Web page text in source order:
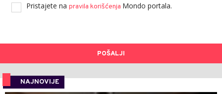
Pristajete na pravila korišćenja Mondo portala.
POŠALJI
NAJNOVIJE